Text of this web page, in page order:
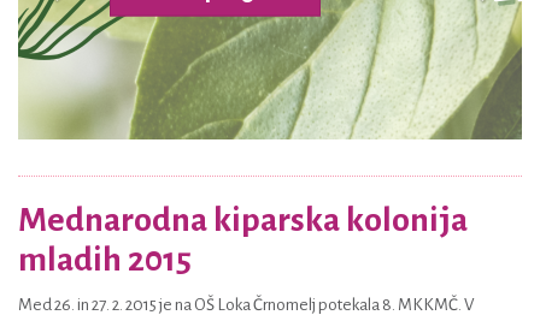
Mednarodna kiparska kolonija
mladih 2015
Med 26. in 27. 2. 2015 je na OŠ Loka Črnomelj potekala 8. MKKMČ. V